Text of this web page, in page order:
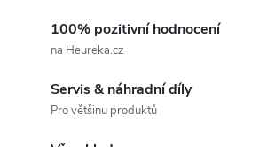
100% pozitivní hodnocení
na Heureka.cz
Servis & náhradní díly
Pro většinu produktů